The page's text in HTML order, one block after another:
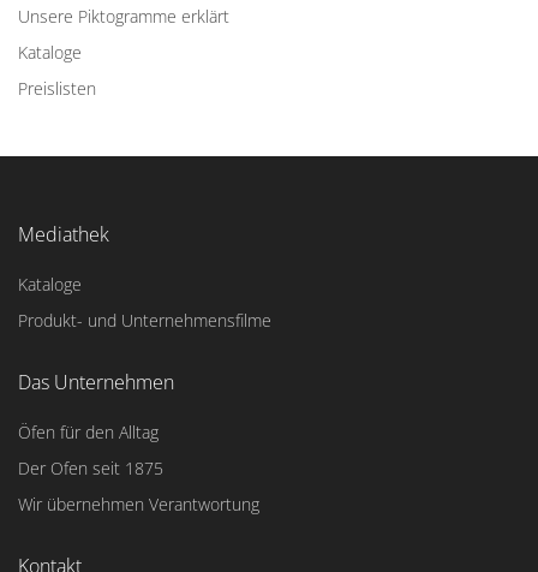
Unsere Piktogramme erklärt
Kataloge
Preislisten
Mediathek
Kataloge
Produkt- und Unternehmensfilme
Das Unternehmen
Öfen für den Alltag
Der Ofen seit 1875
Wir übernehmen Verantwortung
Kontakt